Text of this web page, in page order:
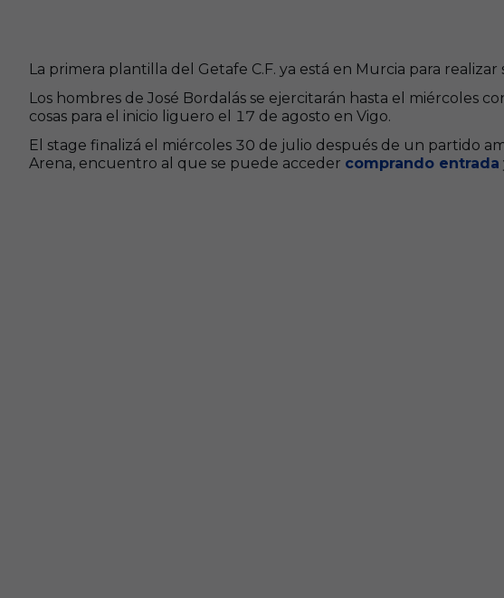
La primera plantilla del Getafe C.F. ya está en Murcia para
Los hombres de José Bordalás se ejercitarán hasta el miércoles
cosas para el inicio liguero el 17 de agosto en Vigo.
El stage finalizá el miércoles 30 de julio después de un partido
Arena, encuentro al que se puede acceder comprando entrada